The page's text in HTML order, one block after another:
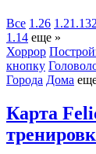
Все 1.26 1.21.132
1.14 еще »
Хоррор
кнопку
Города Дома
Карта